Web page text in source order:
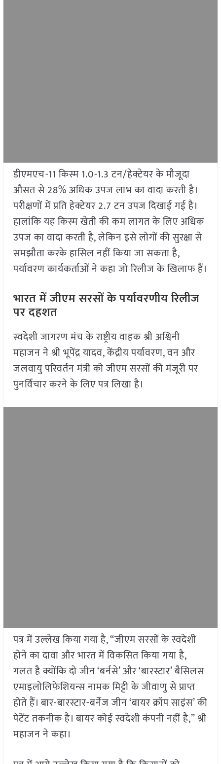
डीएमएच-11 किस्म 1.0-1.3 टन/हेक्टेयर के मौजूदा
औसत से 28% अधिक उपज लाभ का वादा करती है।
परीक्षणों में प्रति हेक्टेयर 2.7 टन उपज दिखाई गई है।
हालांकि यह किस्म खेती की कम लागत के लिए अधिक
उपज का वादा करती है, लेकिन इसे लोगों की सुरक्षा से
समझौता करके हासिल नहीं किया जा सकता है,
पर्यावरण कार्यकर्ताओं ने कहा जो रिलीज के खिलाफ हैं।
भारत में जीएम सरसों के पर्यावरणीय रिलीज
पर दहशत
स्वदेशी जागरण मंच के राष्ट्रीय वाहक श्री अश्विनी
महाजन ने श्री भूपेंद्र यादव, केंद्रीय पर्यावरण, वन और
जलवायु परिवर्तन मंत्री को जीएम सरसों की मंजूरी पर
पुनर्विचार करने के लिए पत्र लिखा है।
पत्र में उल्लेख किया गया है, “जीएम सरसों के स्वदेशी
होने का दावा और भारत में विकसित किया गया है,
गलत है क्योंकि दो जीन ‘बर्नसे’ और ‘बारस्टार’ बैसिलस
एमाइलोलिफेशियन्स नामक मिट्टी के जीवाणु से प्राप्त
होते हैं। बार-बारस्टार-बर्नेज जीन ‘बायर क्रॉप साइंस’ की
पेटेंट तकनीक है। बायर कोई स्वदेशी कंपनी नहीं है,” श्री
महाजन ने कहा।